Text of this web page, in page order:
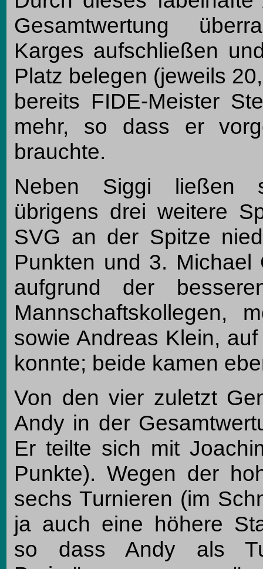
Gesamtwertung
Karges aufschließen
Platz belegen (jeweils
bereits FIDE-Meister
mehr, so dass er
brauchte.
Neben Siggi ließen
übrigens drei weitere
SVG an der Spitze
Punkten und 3.
aufgrund der
Mannschaftskollegen,
sowie Andreas Klein,
konnte; beide kamen
Von den vier zuletzt
Andy in der
Er teilte sich mit
Punkte). Wegen der
sechs Turnieren (im
ja auch eine höhere
so dass Andy als